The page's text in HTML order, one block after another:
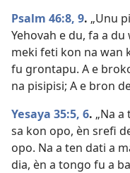
Psalm 46:8, 9. „Unu
Yehovah e du, fa a
meki feti kon na wan
fu grontapu. A e
na pisipisi; A e bron
Yesaya 35:5, 6. „Na
sa kon opo, èn srefi
opo. Na a ten dati a
dia, èn a tongo fu a